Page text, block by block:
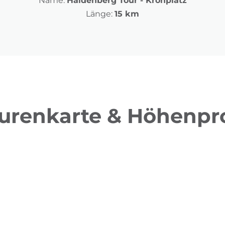
Länge: 15 km
&